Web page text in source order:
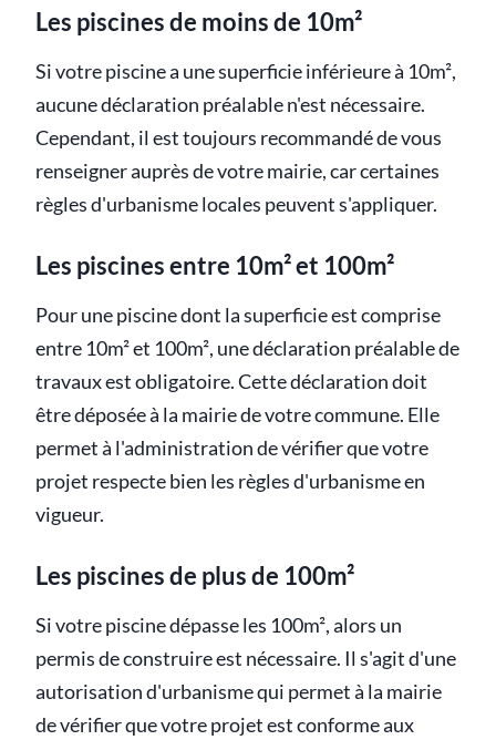
Les piscines de moins de 10m²
Si votre piscine a une superficie inférieure à 10m²,
aucune déclaration préalable n'est nécessaire.
Cependant, il est toujours recommandé de vous
renseigner auprès de votre mairie, car certaines
règles d'urbanisme locales peuvent s'appliquer.
Les piscines entre 10m² et 100m²
Pour une piscine dont la superficie est comprise
entre 10m² et 100m², une déclaration préalable de
travaux est obligatoire. Cette déclaration doit
être déposée à la mairie de votre commune. Elle
permet à l'administration de vérifier que votre
projet respecte bien les règles d'urbanisme en
vigueur.
Les piscines de plus de 100m²
Si votre piscine dépasse les 100m², alors un
permis de construire est nécessaire. Il s'agit d'une
autorisation d'urbanisme qui permet à la mairie
de vérifier que votre projet est conforme aux